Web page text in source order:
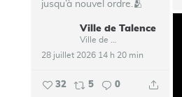
jusqu’à nouvel ordre.🫂
Ville de Talence
28 juillet 2026 14 h 20 min
32 5 0